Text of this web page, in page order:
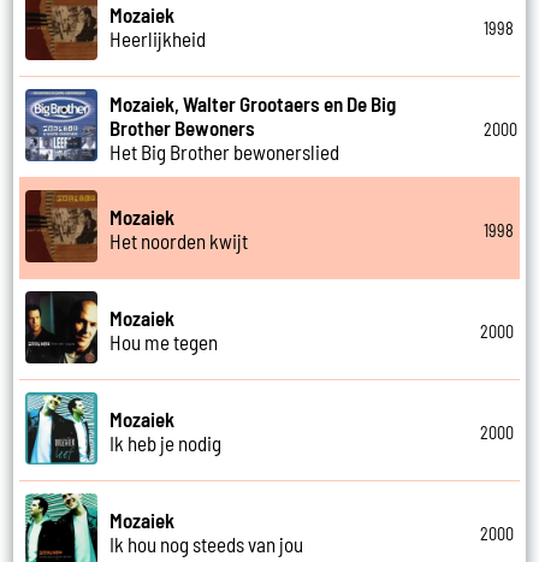
Mozaiek
Heerlijkheid
1998
Mozaiek, Walter Grootaers en De Big
Brother Bewoners
Het Big Brother bewonerslied
2000
Mozaiek
Het noorden kwijt
1998
Mozaiek
Hou me tegen
2000
Mozaiek
Ik heb je nodig
2000
Mozaiek
Ik hou nog steeds van jou
2000